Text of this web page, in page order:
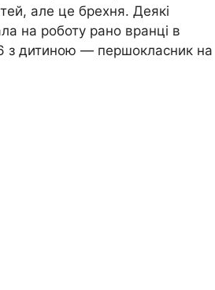
але це брехня. Деякі
на роботу рано вранці в
з дитиною — першокласник на